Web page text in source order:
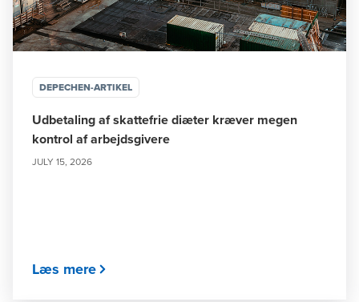
DEPECHEN-ARTIKEL
Udbetaling af skattefrie diæter kræver megen
kontrol af arbejdsgivere
JULY 15, 2026
Læs mere